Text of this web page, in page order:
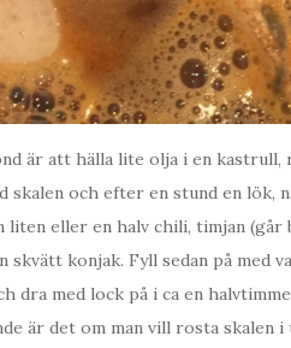
är att hälla lite olja i en
skalen och efter en stund en
liten eller en halv chili, timjan
skvätt konjak. Fyll sedan på med
dra med lock på i ca en
är det om man vill rosta skalen i